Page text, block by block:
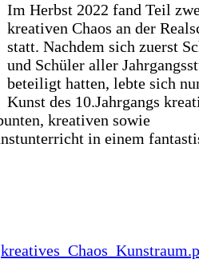
Im Herbst 2022 fand Teil
kreativen Chaos an der
statt. Nachdem sich zuerst
und Schüler aller
beteiligt hatten, lebte sich
Kunst des 10.Jahrgangs
kreativen sowie
in einem